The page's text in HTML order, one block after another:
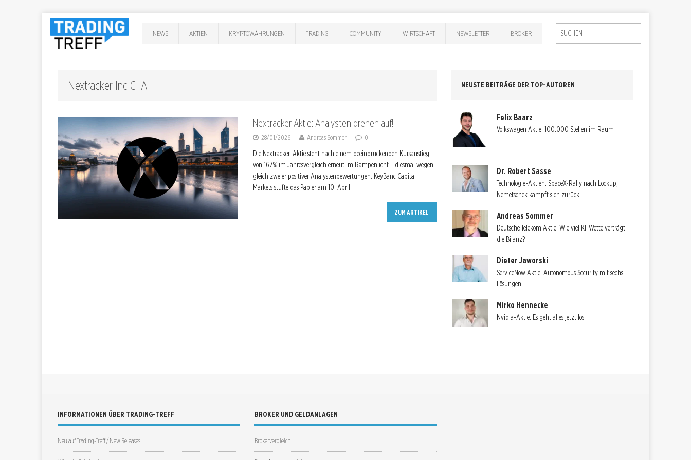
NEWS AKTIEN KRYPTOWÄHRUNGEN TRADING COMMUNITY WIRTSCHAFT NEWSLETTER BROKER
Nextracker Inc Cl A
Nextracker Aktie: Analysten drehen auf!
28/01/2026 Andreas Sommer 0
Die Nextracker-Aktie steht nach einem beeindruckenden Kursanstieg
von 167% im Jahresvergleich erneut im Rampenlicht – diesmal wegen
gleich zweier positiver Analystenbewertungen. KeyBanc Capital
Markets stufte das Papier am 10. April
ZUM ARTIKEL
NEUSTE BEITRÄGE DER TOP-AUTOREN
Felix Baarz
Volkswagen Aktie: 100.000 Stellen im Raum
Dr. Robert Sasse
Technologie-Aktien: SpaceX-Rally nach Lockup,
Nemetschek kämpft sich zurück
Andreas Sommer
Deutsche Telekom Aktie: Wie viel KI-Wette verträgt
die Bilanz?
Dieter Jaworski
ServiceNow Aktie: Autonomous Security mit sechs
Lösungen
Mirko Hennecke
Nvidia-Aktie: Es geht alles jetzt los!
INFORMATIONEN ÜBER TRADING-TREFF
Neu auf Trading-Treff / New Releases
BROKER UND GELDANLAGEN
Brokervergleich